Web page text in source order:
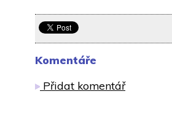
Komentáře
Přidat komentář